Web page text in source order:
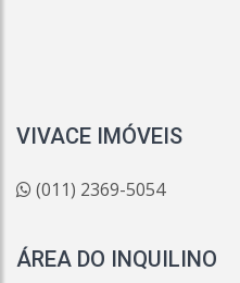
VIVACE IMÓVEIS
(011) 2369-5054
ÁREA DO INQUILINO